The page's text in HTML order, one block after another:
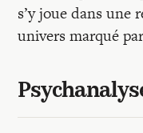
s’y joue dans
univers marqué